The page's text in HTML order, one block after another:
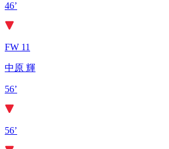
46’
FW 11
中原 輝
56’
56’